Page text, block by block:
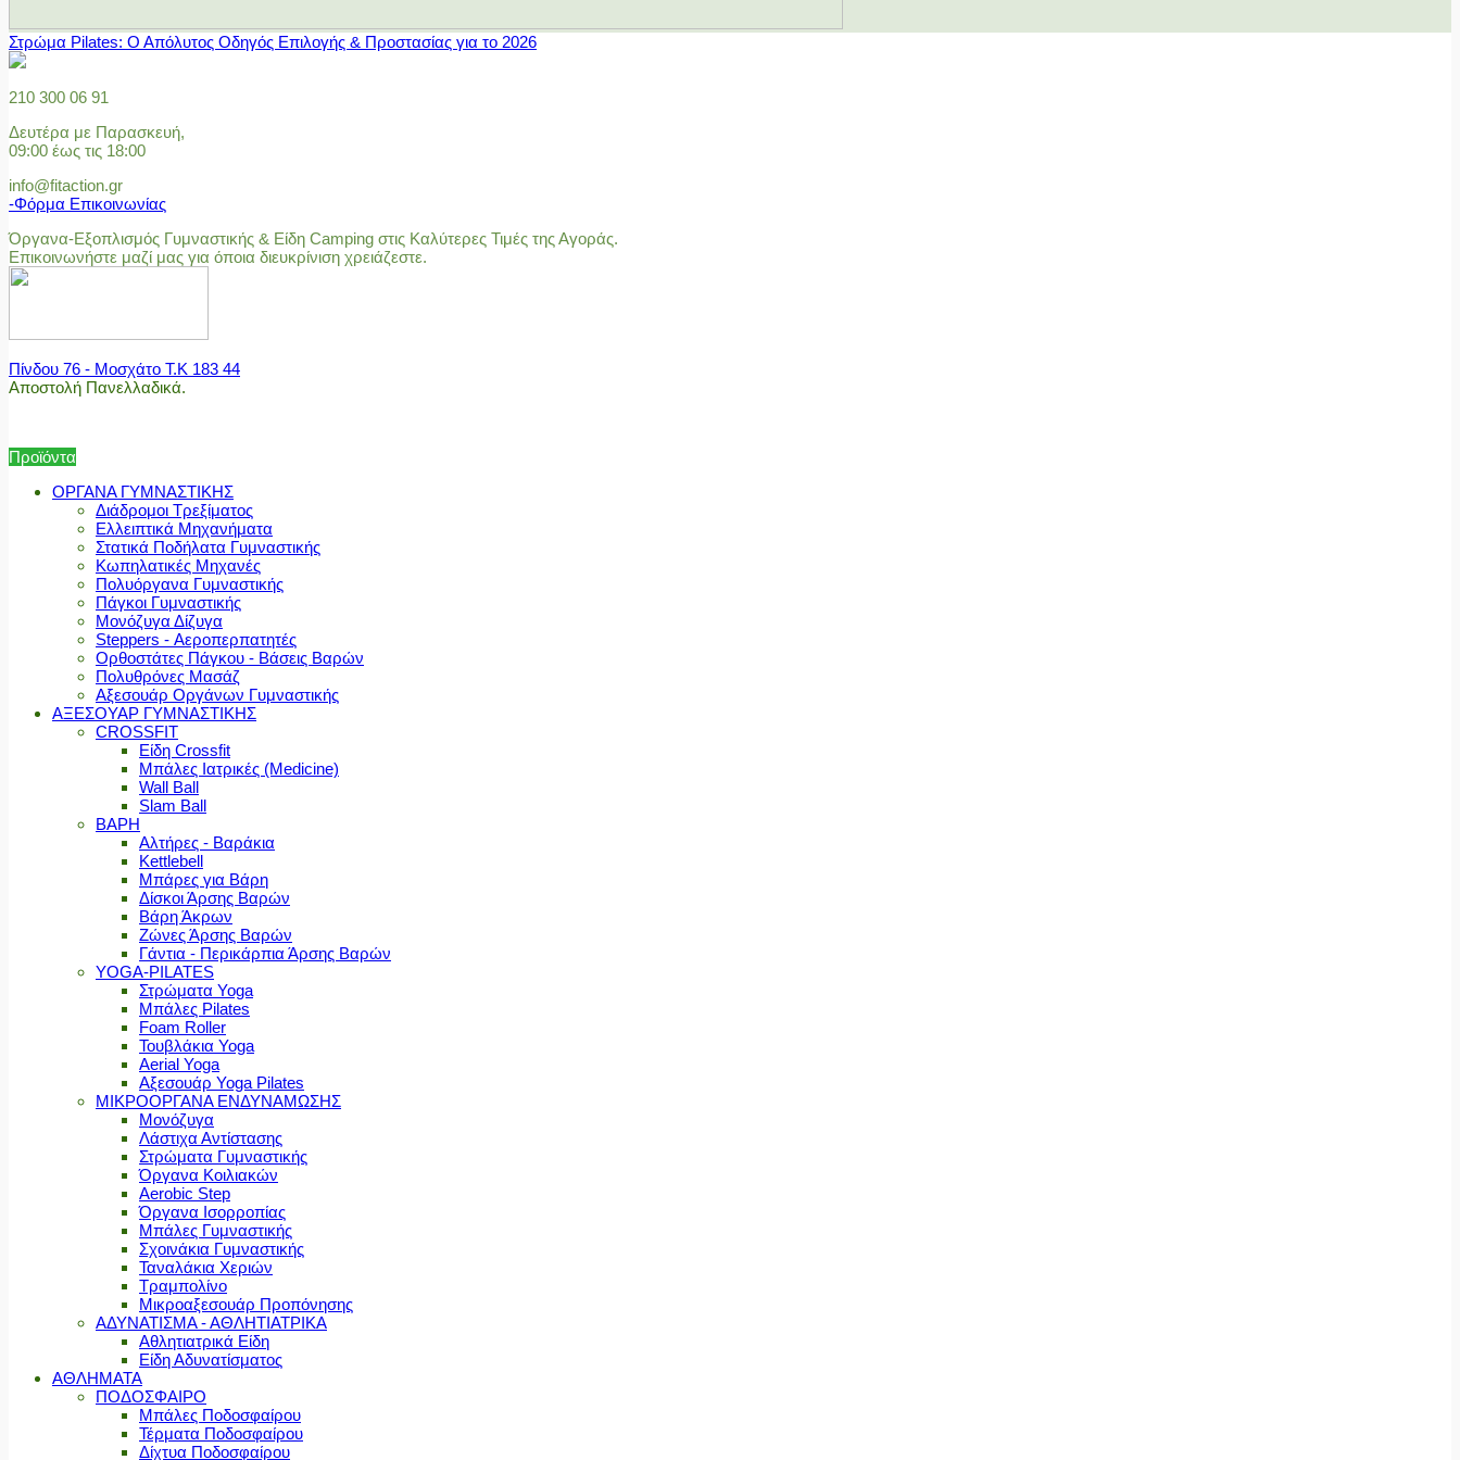
Στρώμα Pilates: Ο Απόλυτος Οδηγός Επιλογής & Προστασίας για το 2026
210 300 06 91
Δευτέρα με Παρασκευή,
09:00 έως τις 18:00
info@fitaction.gr
-Φόρμα Επικοινωνίας
Όργανα-Εξοπλισμός Γυμναστικής & Είδη Camping στις Καλύτερες Τιμές της Αγοράς.
Επικοινωνήστε μαζί μας για όποια διευκρίνιση χρειάζεστε.
Πίνδου 76 - Μοσχάτο Τ.Κ 183 44
Αποστολή Πανελλαδικά.
Προϊόντα
ΟΡΓΑΝΑ ΓΥΜΝΑΣΤΙΚΗΣ
Διάδρομοι Τρεξίματος
Ελλειπτικά Μηχανήματα
Στατικά Ποδήλατα Γυμναστικής
Κωπηλατικές Μηχανές
Πολυόργανα Γυμναστικής
Πάγκοι Γυμναστικής
Μονόζυγα Δίζυγα
Steppers - Αεροπερπατητές
Ορθοστάτες Πάγκου - Βάσεις Βαρών
Πολυθρόνες Μασάζ
Αξεσουάρ Οργάνων Γυμναστικής
ΑΞΕΣΟΥΑΡ ΓΥΜΝΑΣΤΙΚΗΣ
CROSSFIT
Είδη Crossfit
Μπάλες Ιατρικές (Medicine)
Wall Ball
Slam Ball
ΒΑΡΗ
Αλτήρες - Βαράκια
Kettlebell
Μπάρες για Βάρη
Δίσκοι Άρσης Βαρών
Βάρη Άκρων
Ζώνες Άρσης Βαρών
Γάντια - Περικάρπια Άρσης Βαρών
YOGA-PILATES
Στρώματα Yoga
Μπάλες Pilates
Foam Roller
Τουβλάκια Yoga
Aerial Yoga
Αξεσουάρ Yoga Pilates
ΜΙΚΡΟΟΡΓΑΝΑ ΕΝΔΥΝΑΜΩΣΗΣ
Μονόζυγα
Λάστιχα Αντίστασης
Στρώματα Γυμναστικής
Όργανα Κοιλιακών
Aerobic Step
Όργανα Ισορροπίας
Μπάλες Γυμναστικής
Σχοινάκια Γυμναστικής
Ταναλάκια Χεριών
Τραμπολίνο
Μικροαξεσουάρ Προπόνησης
ΑΔΥΝΑΤΙΣΜΑ - ΑΘΛΗΤΙΑΤΡΙΚΑ
Αθλητιατρικά Είδη
Είδη Αδυνατίσματος
ΑΘΛΗΜΑΤΑ
ΠΟΔΟΣΦΑΙΡΟ
Μπάλες Ποδοσφαίρου
Τέρματα Ποδοσφαίρου
Δίχτυα Ποδοσφαίρου